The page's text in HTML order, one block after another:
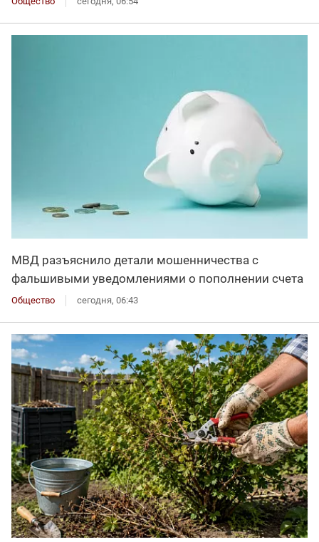
МВД разъяснило детали мошенничества с
фальшивыми уведомлениями о пополнении счета
Общество сегодня, 06:43